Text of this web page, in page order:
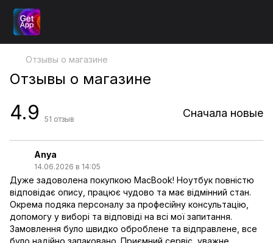
Отзывы о магазине
Отзывы о магазине
4.9 51 отзыв Сначала новые
Anya
14.06.2026 в 14:05
Дуже задоволена покупкою MacBook! Ноутбук повністю
відповідає опису, працює чудово та має відмінний стан.
Окрема подяка персоналу за професійну консультацію,
допомогу у виборі та відповіді на всі мої запитання.
Замовлення було швидко оброблене та відправлене, все
було надійно запаковано. Приємний сервіс, уважне